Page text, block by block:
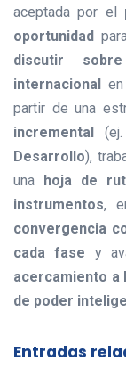
aceptada por el
oportunidad
discutir
internacional
partir de una
incremental
Desarrollo),
una hoja de
instrumentos,
convergencia
cada fase y
acercamiento a
de poder
Entradas